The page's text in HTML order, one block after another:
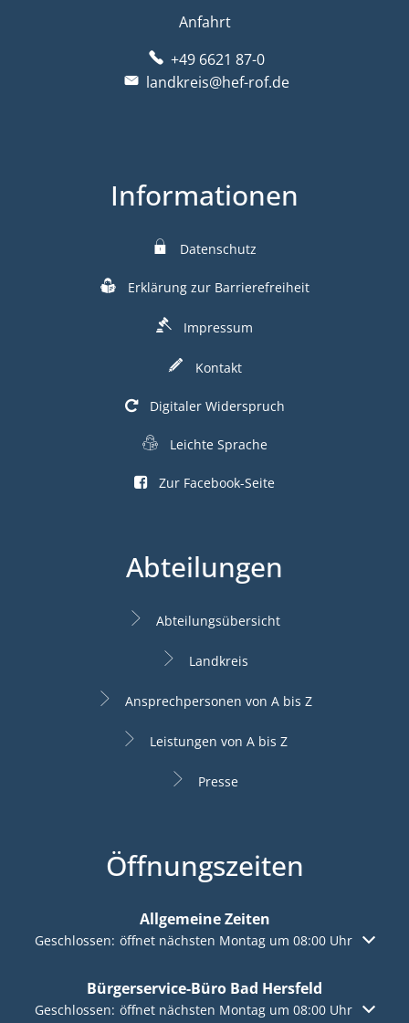
Anfahrt
+49 6621 87-0
landkreis@hef-rof.de
Informationen
Datenschutz
Erklärung zur Barrierefreiheit
Impressum
Kontakt
Digitaler Widerspruch
Leichte Sprache
Zur Facebook-Seite
Abteilungen
Abteilungsübersicht
Landkreis
Ansprechpersonen von A bis Z
Leistungen von A bis Z
Presse
Öffnungszeiten
Allgemeine Zeiten
Klicken, um weitere Öffnungs- oder Schließzeiten
Geschlossen: öffnet nächsten Montag um 08:00 Uhr
Bürgerservice-Büro Bad Hersfeld
Klicken, um weitere Öffnungs- oder Schließzeiten
Geschlossen: öffnet nächsten Montag um 08:00 Uhr